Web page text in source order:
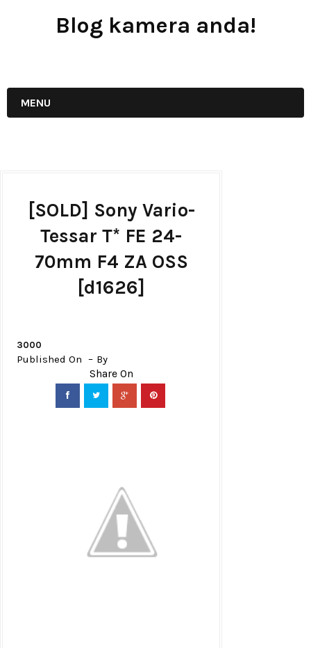
Blog kamera anda!
MENU
[SOLD] Sony Vario-
Tessar T* FE 24-
70mm F4 ZA OSS
[d1626]
3000
Published On By